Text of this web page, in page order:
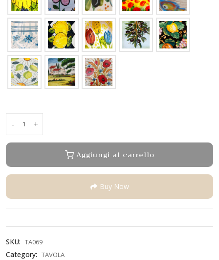
-
Vassoio
quadrato
quantity
+
Aggiungi al carrello
Buy Now
SKU: TA069
Category: TAVOLA